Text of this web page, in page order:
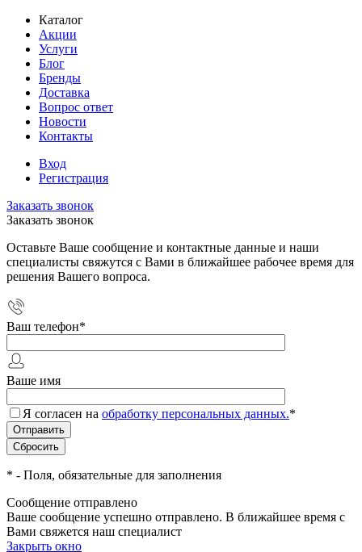
Каталог
Акции
Услуги
Блог
Бренды
Доставка
Вопрос ответ
Новости
Контакты
Вход
Регистрация
Заказать звонок
Заказать звонок
Оставьте Ваше сообщение и контактные данные и наши
специалисты свяжутся с Вами в ближайшее рабочее время для
решения Вашего вопроса.
Ваш телефон*
Ваше имя
Я согласен на обработку персональных данных.*
* - Поля, обязательные для заполнения
Сообщение отправлено
Ваше сообщение успешно отправлено. В ближайшее время с
Вами свяжется наш специалист
Закрыть окно